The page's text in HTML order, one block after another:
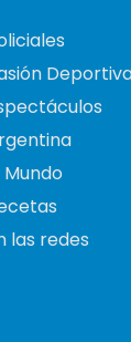
Mundo
las redes